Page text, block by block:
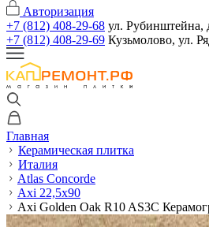
Авторизация
+7 (812) 408-29-68 ул. Рубинштейна,
+7 (812) 408-29-69 Кузьмолово, ул.
Главная
Керамическая плитка
Италия
Atlas Concorde
Axi 22,5x90
Axi Golden Oak R10 AS3C